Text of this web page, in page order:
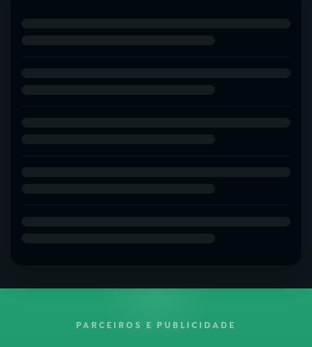
PARCEIROS E PUBLICIDADE